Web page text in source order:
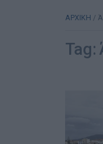
ΑΡΧΙΚΗ /
Tag: